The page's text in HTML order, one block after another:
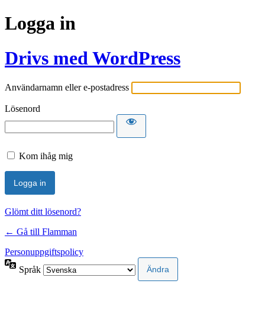
Logga in
Drivs med WordPress
Användarnamn eller e-postadress
Lösenord
Kom ihåg mig
Glömt ditt lösenord?
← Gå till Flamman
Personuppgiftspolicy
Språk